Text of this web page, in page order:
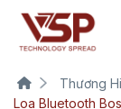
Thương
Loa Bluetooth